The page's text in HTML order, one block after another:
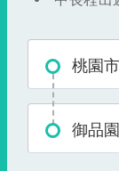
桃園市
御品園